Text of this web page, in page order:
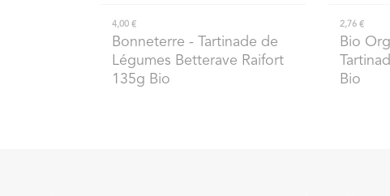
4,00 €
Bonneterre - Tartinade de
Légumes Betterave Raifort
135g Bio
2,76 €
Bio
Bio